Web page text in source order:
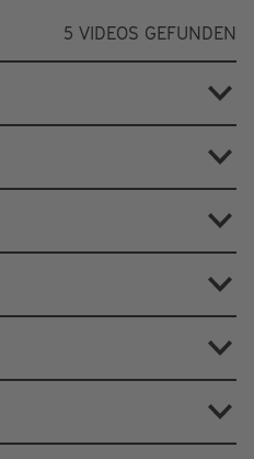
5 VIDEOS GEFUNDEN